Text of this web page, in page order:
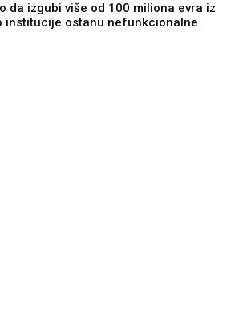
da izgubi više od 100 miliona evra iz
institucije ostanu nefunkcionalne